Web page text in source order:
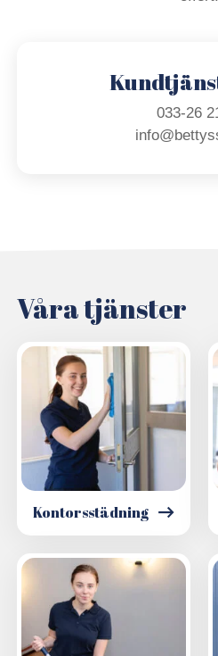
033-26
Våra tjänster
Kontorsstädning